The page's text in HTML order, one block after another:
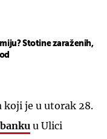
Stotine zaraženih,
koji je u utorak 28.
u Ulici